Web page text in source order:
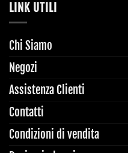
LINK UTILI
Chi Siamo
Negozi
Assistenza Clienti
Contatti
Condizioni di vendita